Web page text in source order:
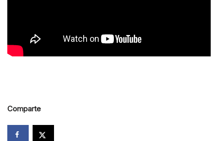
Comparte